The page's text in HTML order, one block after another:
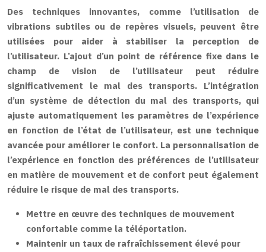
Des techniques innovantes, comme l’utilisation de
vibrations subtiles ou de repères visuels, peuvent être
utilisées pour aider à stabiliser la perception de
l’utilisateur. L’ajout d’un point de référence fixe dans le
champ de vision de l’utilisateur peut réduire
significativement le mal des transports. L’intégration
d’un système de détection du mal des transports, qui
ajuste automatiquement les paramètres de l’expérience
en fonction de l’état de l’utilisateur, est une technique
avancée pour améliorer le confort. La personnalisation de
l’expérience en fonction des préférences de l’utilisateur
en matière de mouvement et de confort peut également
réduire le risque de mal des transports.
Mettre en œuvre des techniques de mouvement
confortable comme la téléportation.
Maintenir un taux de rafraîchissement élevé pour